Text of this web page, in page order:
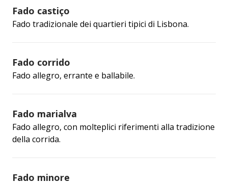
Fado castiço
Fado tradizionale dei quartieri tipici di Lisbona.
Fado corrido
Fado allegro, errante e ballabile.
Fado marialva
Fado allegro, con molteplici riferimenti alla tradizione
della corrida.
Fado minore